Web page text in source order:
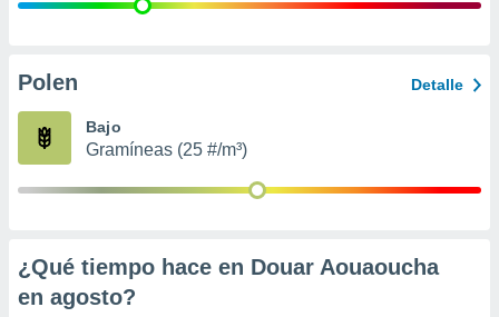
publicidad
de
Polen Detalle
Bajo
Gramíneas (25 #/m³)
¿Qué tiempo hace en Douar Aouaoucha
en agosto?